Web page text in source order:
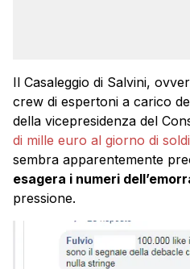
Il Casaleggio di Salvini,
crew di espertoni a carico
della vicepresidenza del
di mille euro al giorno di
sembra apparentemente
esagera i numeri
pressione.